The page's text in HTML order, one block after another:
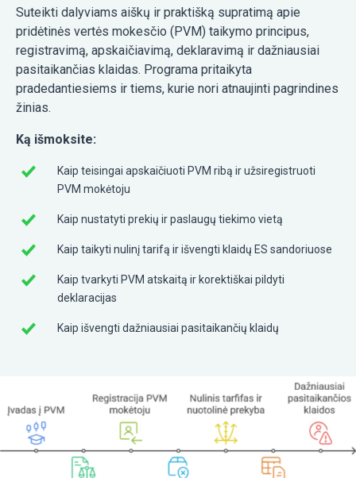
Suteikti dalyviams aiškų ir praktišką supratimą apie
pridėtinės vertės mokesčio (PVM) taikymo principus,
registravimą, apskaičiavimą, deklaravimą ir dažniausiai
pasitaikančias klaidas. Programa pritaikyta
pradedantiesiems ir tiems, kurie nori atnaujinti pagrindines
žinias.
Ką išmoksite:
Kaip teisingai apskaičiuoti PVM ribą ir užsiregistruoti
PVM mokėtoju
Kaip nustatyti prekių ir paslaugų tiekimo vietą
Kaip taikyti nulinį tarifą ir išvengti klaidų ES sandoriuose
Kaip tvarkyti PVM atskaitą ir korektiškai pildyti
deklaracijas
Kaip išvengti dažniausiai pasitaikančių klaidų